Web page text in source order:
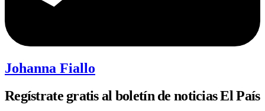
Johanna Fiallo
Regístrate gratis al boletín de noticias El País